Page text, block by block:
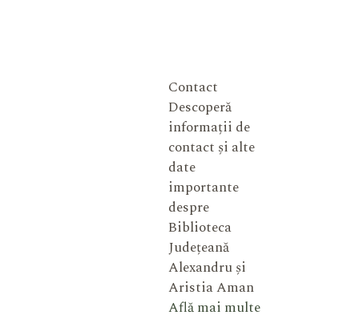
Contact
Descoperă
informații de
contact și alte
date
importante
despre
Biblioteca
Județeană
Alexandru și
Aristia Aman
Află mai multe